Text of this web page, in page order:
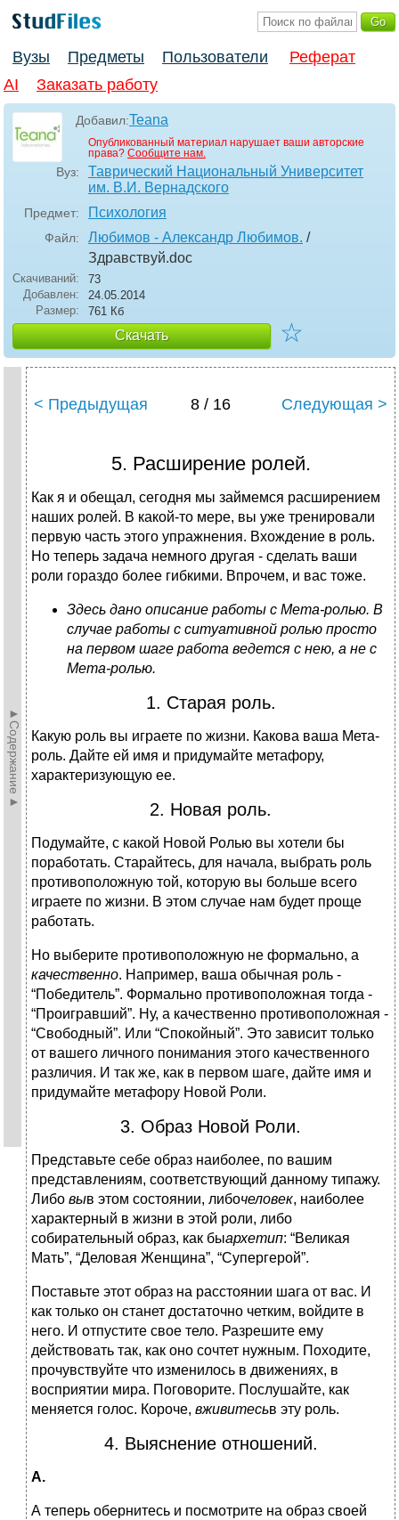
Вузы Предметы Пользователи
Реферат
AI
Заказать работу
Добавил:Teana
Опубликованный материал нарушает ваши авторские
права? Сообщите нам.
Вуз:
Таврический Национальный Университет
им. В.И. Вернадского
Предмет: Психология
Файл: Любимов - Александр Любимов. /
Здравствуй.doc
Скачиваний:
73
Добавлен:
24.05.2014
Размер:
761 Кб
Скачать ☆
►Содержание►
< Предыдущая 8 / 16 Следующая >
5. Расширение ролей.
Как я и обещал, сегодня мы займемся расширением
наших ролей. В какой-то мере, вы уже тренировали
первую часть этого упражнения. Вхождение в роль.
Но теперь задача немного другая - сделать ваши
роли гораздо более гибкими. Впрочем, и вас тоже.
Здесь дано описание работы с Мета-ролью. В
случае работы с ситуативной ролью просто
на первом шаге работа ведется с нею, а не с
Мета-ролью.
1. Старая роль.
Какую роль вы играете по жизни. Какова ваша Мета-
роль. Дайте ей имя и придумайте метафору,
характеризующую ее.
2. Новая роль.
Подумайте, с какой Новой Ролью вы хотели бы
поработать. Старайтесь, для начала, выбрать роль
противоположную той, которую вы больше всего
играете по жизни. В этом случае нам будет проще
работать.
Но выберите противоположную не формально, а
качественно. Например, ваша обычная роль -
“Победитель”. Формально противоположная тогда -
“Проигравший”. Ну, а качественно противоположная -
“Свободный”. Или “Спокойный”. Это зависит только
от вашего личного понимания этого качественного
различия. И так же, как в первом шаге, дайте имя и
придумайте метафору Новой Роли.
3. Образ Новой Роли.
Представьте себе образ наиболее, по вашим
представлениям, соответствующий данному типажу.
Либо выв этом состоянии, либочеловек, наиболее
характерный в жизни в этой роли, либо
собирательный образ, как быархетип: “Великая
Мать”, “Деловая Женщина”, “Супергерой”.
Поставьте этот образ на расстоянии шага от вас. И
как только он станет достаточно четким, войдите в
него. И отпустите свое тело. Разрешите ему
действовать так, как оно сочтет нужным. Походите,
прочувствуйте что изменилось в движениях, в
восприятии мира. Поговорите. Послушайте, как
меняется голос. Короче, вживитесьв эту роль.
4. Выяснение отношений.
А.
А теперь обернитесь и посмотрите на образ своей